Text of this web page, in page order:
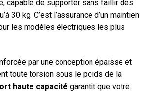
capable de supporter sans faillir des
30 kg. C’est l’assurance d’un maintien
les modèles électriques les plus
par une conception épaisse et
toute torsion sous le poids de la
haute capacité garantit que votre